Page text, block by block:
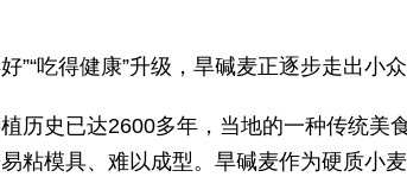
”“吃得健康”升级，旱碱麦正逐步走出小
历史已达2600多年，当地的一种传统美
粘模具、难以成型。旱碱麦作为硬质小